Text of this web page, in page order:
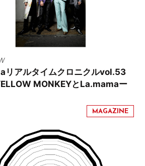
リアルタイムクロニクルvol.53
MONKEYとLa.mamaー